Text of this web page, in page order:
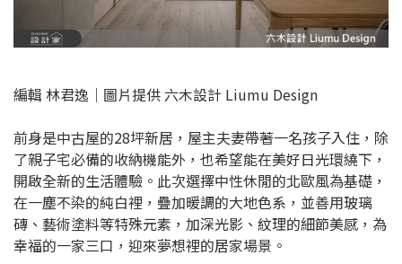
編輯 林君逸｜圖片提供 六木設計 Liumu Design
前身是中古屋的28坪新居，屋主夫妻帶著一名孩子入住，除
了親子宅必備的收納機能外，也希望能在美好日光環繞下，
開啟全新的生活體驗。此次選擇中性休閒的北歐風為基礎，
在一塵不染的純白裡，疊加暖調的大地色系，並善用玻璃
磚、藝術塗料等特殊元素，加深光影、紋理的細節美感，為
幸福的一家三口，迎來夢想裡的居家場景。